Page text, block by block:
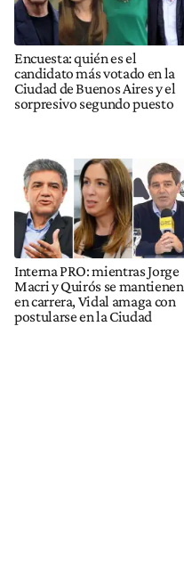
Encuesta: quién es el
candidato más votado en la
Ciudad de Buenos Aires y el
sorpresivo segundo puesto
Interna PRO: mientras Jorge
Macri y Quirós se mantienen
en carrera, Vidal amaga con
postularse en la Ciudad